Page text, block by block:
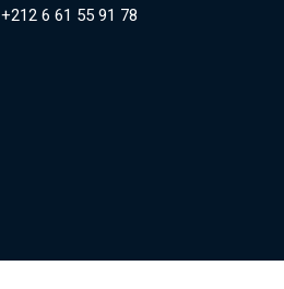
+212 6 61 55 91 78